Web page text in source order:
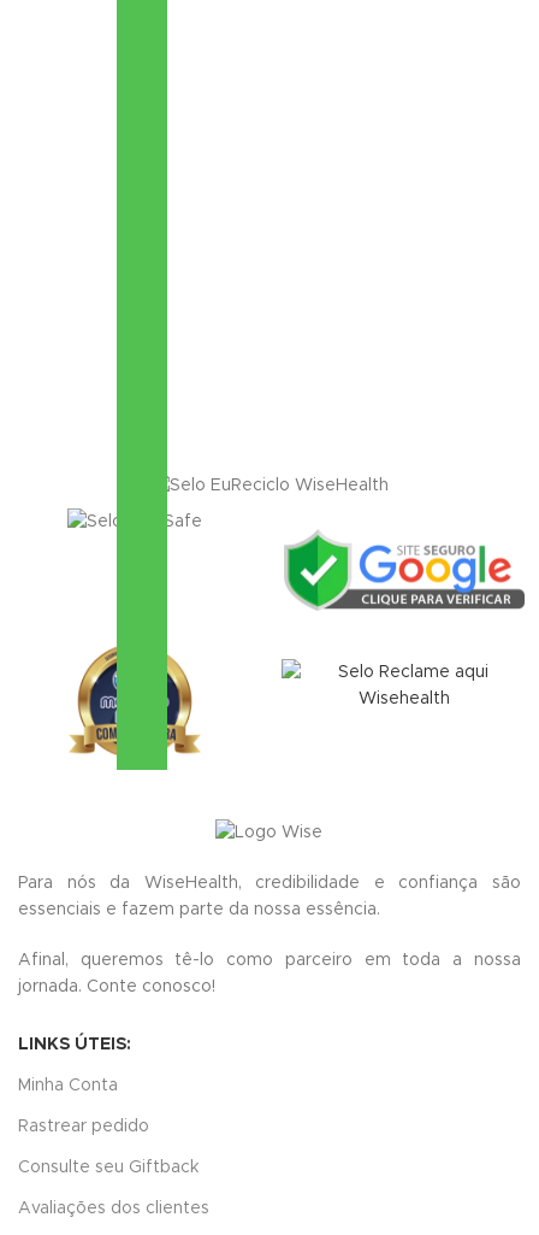
Para nós da WiseHealth, credibilidade e confiança são
essenciais e fazem parte da nossa essência.
Afinal, queremos tê-lo como parceiro em toda a nossa
jornada. Conte conosco!
LINKS ÚTEIS:
Minha Conta
Rastrear pedido
Consulte seu Giftback
Avaliações dos clientes